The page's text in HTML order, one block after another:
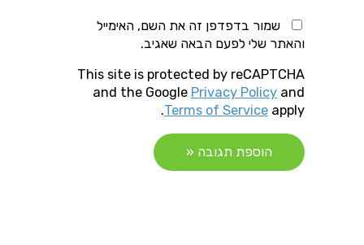
שמור בדפדפן זה את השם, האימייל
והאתר שלי לפעם הבאה שאגיב.
This site is protected by reCAPTCHA
and the Google Privacy Policyand
Terms of Serviceapply.